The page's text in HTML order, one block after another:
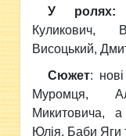
У
Куликович,
Висоцький,
Сюжет:
Муромця,
Микитовича,
Юлія, Баби Яги